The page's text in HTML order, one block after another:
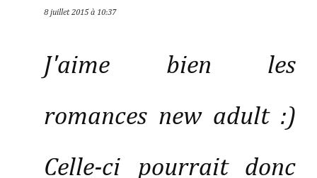
8 juillet 2015 à 10:37
J'aime bien les
romances new adult :)
Celle-ci pourrait donc